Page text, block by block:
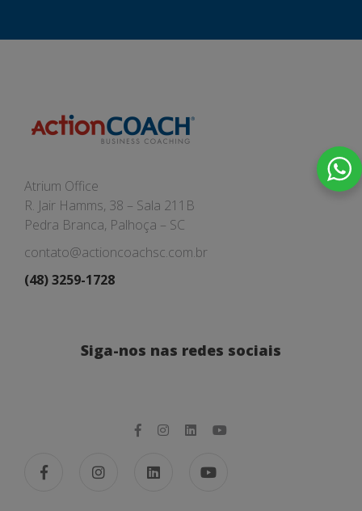
Atrium Office
R. Jair Hamms, 38 – Sala 211B
Pedra Branca, Palhoça – SC
contato@actioncoachsc.com.br
(48) 3259-1728
Siga-nos nas redes sociais